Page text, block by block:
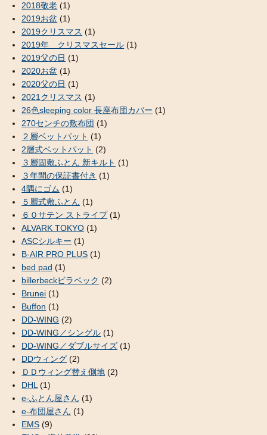
2018敬老 (1)
2019お盆 (1)
2019クリスマス (1)
2019年 クリスマスセール (1)
2019父の日 (1)
2020お盆 (1)
2020父の日 (1)
2021クリスマス (1)
26色sleeping color 長座布団カバー (1)
270センチの敷布団 (1)
２層ベットパット (1)
2層式ベットパット (2)
３層固敷ふとん 新キルト (1)
３年間の保証書付き (1)
4隅にゴム (1)
５層式敷ふとん (1)
６０サテン ストライプ(1)
ALVARK TOKYO (1)
ASCシルキー (1)
B-AIR PRO PLUS (1)
bed pad (1)
billerbeckビラベック (2)
Brunei (1)
Buffon (1)
DD-WING (2)
DD-WING／シングル (1)
DD-WING／ダブルサイズ (1)
DDウィング (2)
ＤＤウィング替え側地 (2)
DHL(1)
e-ふとん屋さん (1)
e-布団屋さん (1)
EMS (9)